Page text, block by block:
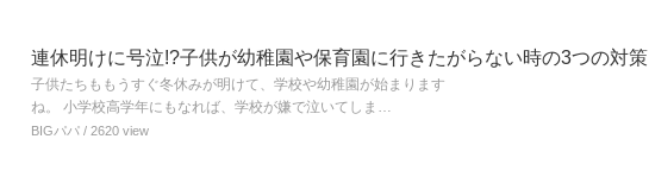
連休明けに号泣!?子供が幼稚園や保育園に行きたがらない時の3つの対策
子供たちももうすぐ冬休みが明けて、学校や幼稚園が始まります
ね。 小学校高学年にもなれば、学校が嫌で泣いてしま…
BIGパパ / 2620 view